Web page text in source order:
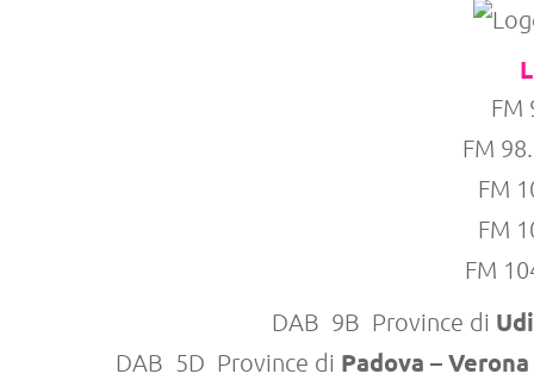
FM
FM
FM
FM
FM
DAB 9B Province di
DAB 5D Province di Padova – Verona